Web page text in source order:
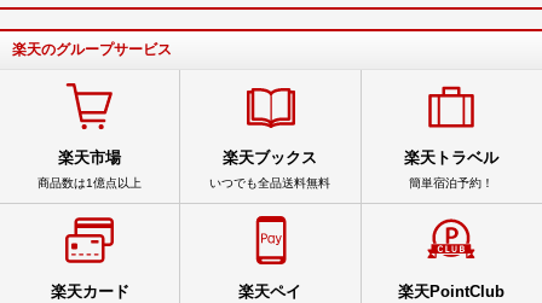
楽天のグループサービス
楽天市場
商品数は1億点以上
楽天ブックス
いつでも全品送料無料
楽天トラベル
簡単宿泊予約！
楽天カード 楽天ペイ 楽天PointClub